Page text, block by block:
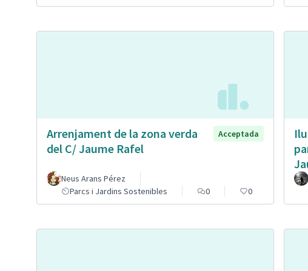
Arrenjament de la zona verda
del C/ Jaume Rafel
Acceptada
Neus Arans Pérez
Parcs i Jardins Sostenibles
0 0